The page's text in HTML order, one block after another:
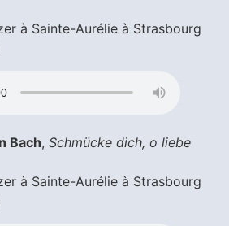
à Sainte-Aurélie à Strasbourg
Bach, Schmücke dich, o liebe
à Sainte-Aurélie à Strasbourg